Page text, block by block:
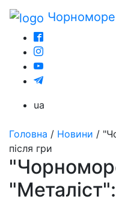
ua
Головна / Новини /
після гри